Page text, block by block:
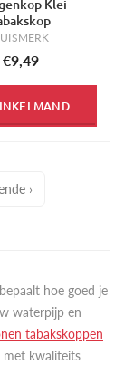
Klei
€9,49
›
hoe goed je
waterpijp en
tabakskoppen
met kwaliteits